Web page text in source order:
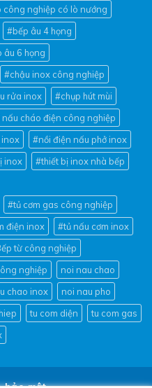
công nghiệp có lò nướng
#bếp âu 4 họng
âu 6 họng
#chậu inox công nghiệp
rửa inox
#chụp hút mùi
nấu cháo điện công nghiệp
inox
#nồi điện nấu phở inox
inox
#thiết bị inox nhà bếp
#tủ cơm gas công nghiệp
điện inox
#tủ nấu cơm inox
từ công nghiệp
nghiệp
noi nau chao
chao inox
noi nau pho
tu com diện
tu com gas